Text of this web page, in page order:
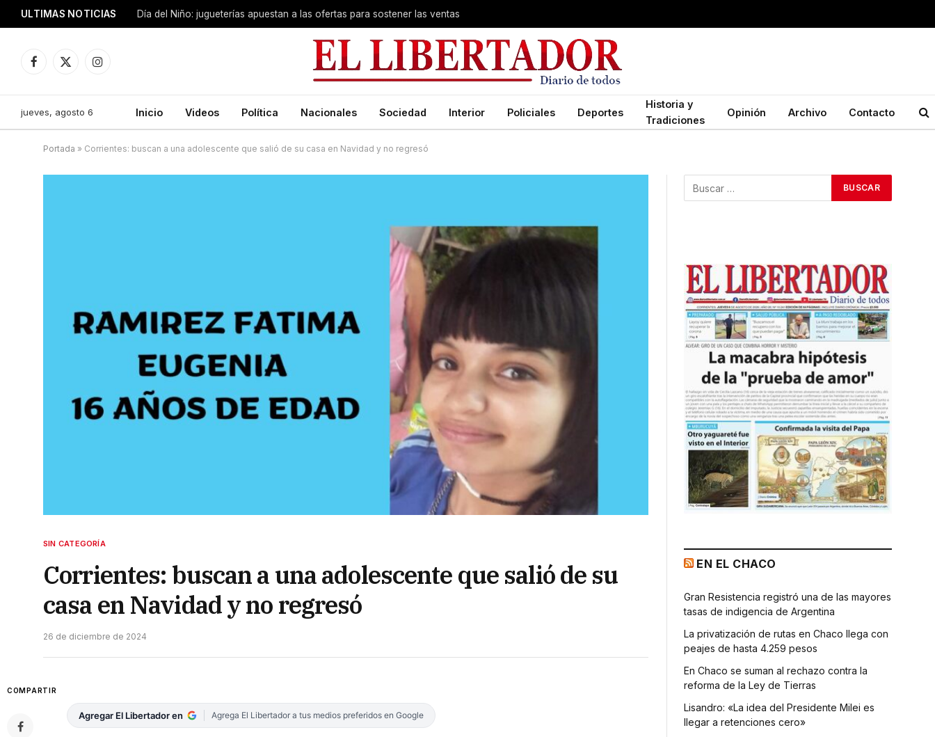
ULTIMAS NOTICIAS Día del Niño: jugueterías apuestan a las ofertas para sostener las ventas
Facebook
X
Instagram
jueves, agosto 6 Inicio Videos Política Nacionales Sociedad Interior Policiales Deportes
Historia y
Tradiciones
Opinión Archivo Contacto
Portada » Corrientes: buscan a una adolescente que salió de su casa en Navidad y no regresó
SIN CATEGORÍA
Corrientes: buscan a una adolescente que salió de su
casa en Navidad y no regresó
26 de diciembre de 2024
COMPARTIR
Agregar El Libertador en Agrega El Libertador a tus medios preferidos en Google
EN EL CHACO
Gran Resistencia registró una de las mayores
tasas de indigencia de Argentina
La privatización de rutas en Chaco llega con
peajes de hasta 4.259 pesos
En Chaco se suman al rechazo contra la
reforma de la Ley de Tierras
Lisandro: «La idea del Presidente Milei es
llegar a retenciones cero»